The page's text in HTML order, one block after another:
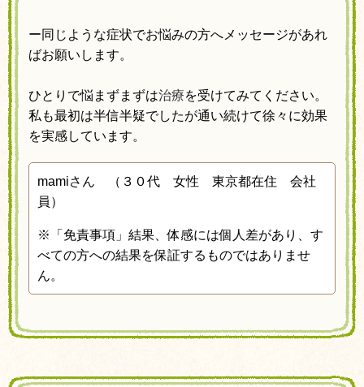
ー同じような症状でお悩みの方へメッセージがあれ
ばお願いします。
ひとりで悩まずまずは治療を受けてみてください。
私も最初は半信半疑でしたが通い続けて徐々に効果
を実感しています。
mamiさん （３０代 女性 東京都在住 会社
員）
※「免責事項」結果、体感には個人差があり、す
べての方への結果を保証するものではありませ
ん。